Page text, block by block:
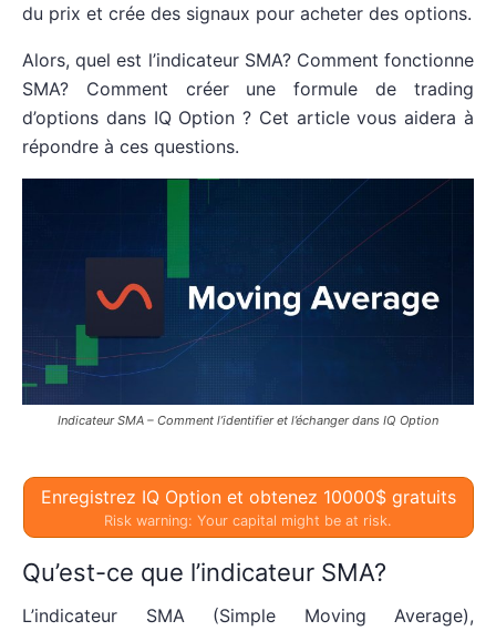
du prix et crée des signaux pour acheter des options.
Alors, quel est l’indicateur SMA? Comment fonctionne
SMA? Comment créer une formule de trading
d’options dans IQ Option ? Cet article vous aidera à
répondre à ces questions.
Indicateur SMA – Comment l’identifier et l’échanger dans IQ Option
Enregistrez IQ Option et obtenez 10000$ gratuits
Risk warning: Your capital might be at risk.
Qu’est-ce que l’indicateur SMA?
L’indicateur SMA (Simple Moving Average),